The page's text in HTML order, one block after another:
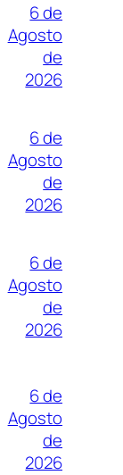
6 de
Agosto
de
2026
6 de
Agosto
de
2026
6 de
Agosto
de
2026
6 de
Agosto
de
2026